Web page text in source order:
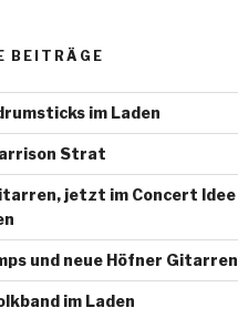
BEITRÄGE
im Laden
Strat
jetzt im Concert Idee
und neue Höfner Gitarren
im Laden